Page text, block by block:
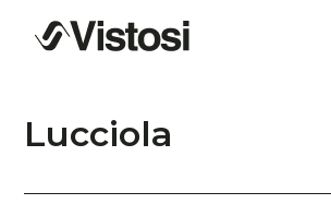
Lucciola